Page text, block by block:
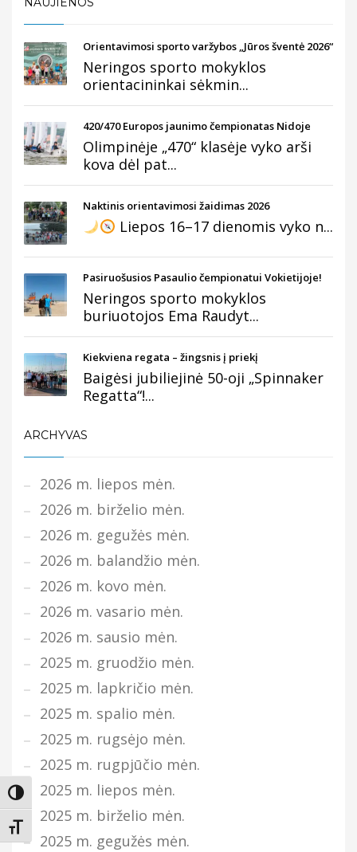
Įjungti didesnį kontrastą
Keisti teksto dydį
Orientavimosi sporto varžybos „Jūros šventė 2026“
Neringos sporto mokyklos
orientacininkai sėkmin...
420/470 Europos jaunimo čempionatas Nidoje
Olimpinėje „470“ klasėje vyko arši
kova dėl pat...
Naktinis orientavimosi žaidimas 2026
Liepos 16–17 dienomis vyko n...
Pasiruošusios Pasaulio čempionatui Vokietijoje!
Neringos sporto mokyklos
buriuotojos Ema Raudyt...
Kiekviena regata – žingsnis į priekį
Baigėsi jubiliejinė 50-oji „Spinnaker
Regatta“!...
ARCHYVAS
2026 m. liepos mėn.
2026 m. birželio mėn.
2026 m. gegužės mėn.
2026 m. balandžio mėn.
2026 m. kovo mėn.
2026 m. vasario mėn.
2026 m. sausio mėn.
2025 m. gruodžio mėn.
2025 m. lapkričio mėn.
2025 m. spalio mėn.
2025 m. rugsėjo mėn.
2025 m. rugpjūčio mėn.
2025 m. liepos mėn.
2025 m. birželio mėn.
2025 m. gegužės mėn.